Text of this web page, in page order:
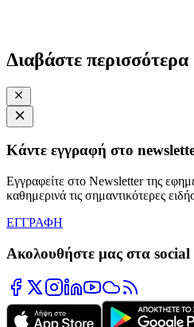
Διαβάστε περισσότερα
Κάντε εγγραφή στο
Εγγραφείτε στο Newsletter της
καθημερινά τις σημαντικότερες
ΕΓΓΡΑΦΗ
Ακολουθήστε μας στα social